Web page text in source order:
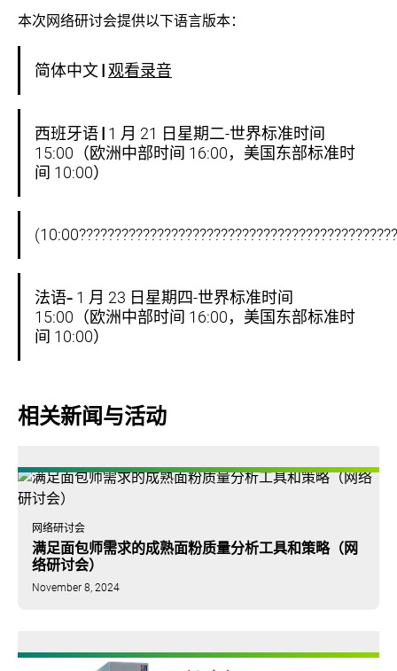
本次网络研讨会提供以下语言版本：
简体中文 | 观看录音
西班牙语 | 1 月 21 日星期二-世界标准时间
15:00（欧洲中部时间 16:00，美国东部标准时
间 10:00）
法语- 1 月 23 日星期四-世界标准时间
15:00（欧洲中部时间 16:00，美国东部标准时
间 10:00）
相关新闻与活动
网络研讨会
满足面包师需求的成熟面粉质量分析工具和策略（网
络研讨会）
November 8, 2024